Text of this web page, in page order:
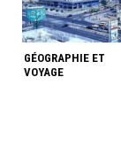
GÉOGRAPHIE ET
VOYAGE